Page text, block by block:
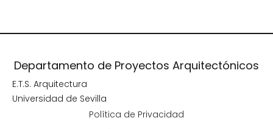
Departamento de Proyectos Arquitectónicos
E.T.S. Arquitectura
Universidad de Sevilla
Política de Privacidad